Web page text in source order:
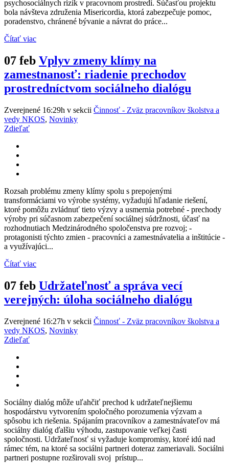
psychosociálnych rizík v pracovnom prostredí. Súčasťou projektu
bola návšteva združenia Misericordia, ktorá zabezpečuje pomoc,
poradenstvo, chránené bývanie a návrat do práce...
Čítať viac
07 feb Vplyv zmeny klímy na
zamestnanosť: riadenie prechodov
prostredníctvom sociálneho dialógu
Zverejnené 16:29h v sekcii Činnosť - Zväz pracovníkov školstva a
vedy NKOS, Novinky
Zdieľať
Rozsah problému zmeny klímy spolu s prepojenými
transformáciami vo výrobe systémy, vyžadujú hľadanie riešení,
ktoré pomôžu zvládnuť tieto výzvy a usmernia potrebné - prechody
výroby pri súčasnom zabezpečení sociálnej súdržnosti, účasť na
rozhodnutiach Medzinárodného spoločenstva pre rozvoj; -
protagonisti týchto zmien - pracovníci a zamestnávatelia a inštitúcie -
a využívajúci...
Čítať viac
07 feb Udržateľnosť a správa vecí
verejných: úloha sociálneho dialógu
Zverejnené 16:27h v sekcii Činnosť - Zväz pracovníkov školstva a
vedy NKOS, Novinky
Zdieľať
Sociálny dialóg môže uľahčiť prechod k udržateľnejšiemu
hospodárstvu vytvorením spoločného porozumenia výzvam a
spôsobu ich riešenia. Spájaním pracovníkov a zamestnávateľov má
sociálny dialóg ďalšiu výhodu, zastupovanie veľkej časti
spoločnosti. Udržateľnosť si vyžaduje kompromisy, ktoré idú nad
rámec tém, na ktoré sa sociálni partneri doteraz zameriavali. Sociálni
partneri postupne rozširovali svoj prístup...